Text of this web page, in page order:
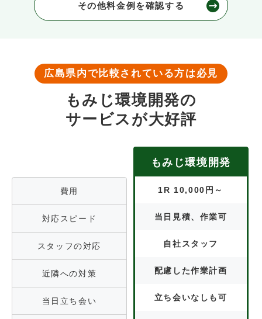
その他料金例を確認する
広島県内で比較されている方は必見
もみじ環境開発の
サービスが大好評
費用
対応スピード
スタッフの対応
近隣への対策
当日立ち会い
もみじ環境開発
1R 10,000円～
当日見積、作業可
自社スタッフ
配慮した作業計画
立ち会いなしも可